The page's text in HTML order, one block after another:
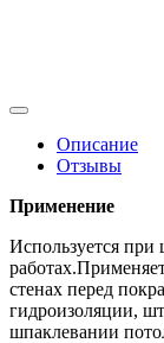
Описание
Отзывы
Применение
Используется
стенах перед
гидроизоляции,
шпаклевании